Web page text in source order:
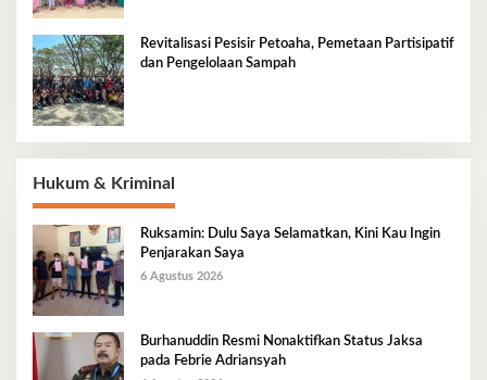
Revitalisasi Pesisir Petoaha, Pemetaan Partisipatif
dan Pengelolaan Sampah
Hukum & Kriminal
Ruksamin: Dulu Saya Selamatkan, Kini Kau Ingin
Penjarakan Saya
6 Agustus 2026
Burhanuddin Resmi Nonaktifkan Status Jaksa
pada Febrie Adriansyah